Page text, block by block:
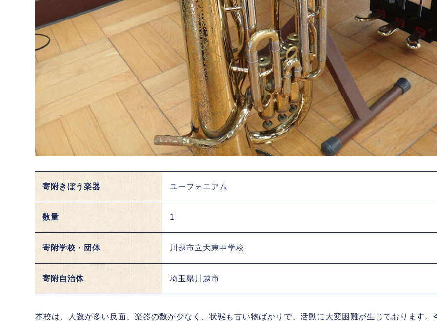
寄附きぼう楽器 ユーフォニアム
数量 1
寄附学校・団体 川越市立大東中学校
寄附自治体 埼玉県川越市
本校は、人数が多い反面、楽器の数が少なく、状態も古い物ばかりで、活動に大変困難が生じております。